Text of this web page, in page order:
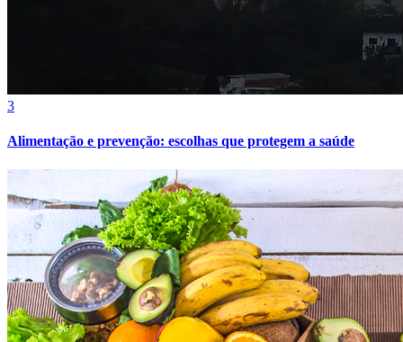
3
Alimentação e prevenção: escolhas que protegem a saúde